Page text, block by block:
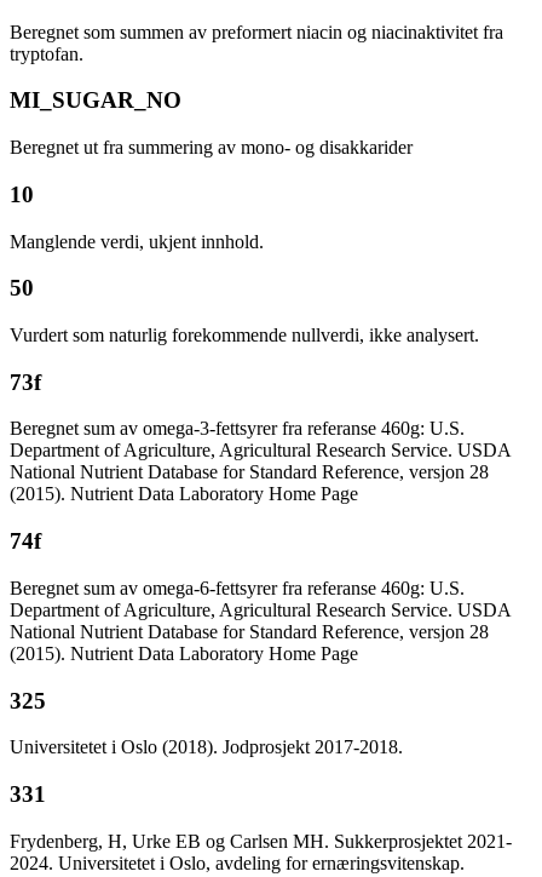
Beregnet som summen av preformert niacin og niacinaktivitet fra
tryptofan.
MI_SUGAR_NO
Beregnet ut fra summering av mono- og disakkarider
10
Manglende verdi, ukjent innhold.
50
Vurdert som naturlig forekommende nullverdi, ikke analysert.
73f
Beregnet sum av omega-3-fettsyrer fra referanse 460g: U.S.
Department of Agriculture, Agricultural Research Service. USDA
National Nutrient Database for Standard Reference, versjon 28
(2015). Nutrient Data Laboratory Home Page
74f
Beregnet sum av omega-6-fettsyrer fra referanse 460g: U.S.
Department of Agriculture, Agricultural Research Service. USDA
National Nutrient Database for Standard Reference, versjon 28
(2015). Nutrient Data Laboratory Home Page
325
Universitetet i Oslo (2018). Jodprosjekt 2017-2018.
331
Frydenberg, H, Urke EB og Carlsen MH. Sukkerprosjektet 2021-
2024. Universitetet i Oslo, avdeling for ernæringsvitenskap.